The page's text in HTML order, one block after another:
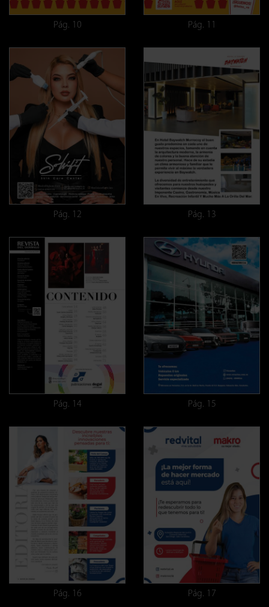
Pág. 10 Pág. 11
Pág. 12 Pág. 13
Pág. 14 Pág. 15
Pág. 16 Pág. 17